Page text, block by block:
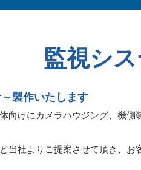
監視シ
製作いたします
向けにカメラハウジング、機
当社よりご提案させて頂き、お